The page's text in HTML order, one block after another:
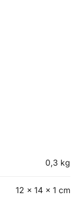
0,3 kg
12 × 14 × 1 cm